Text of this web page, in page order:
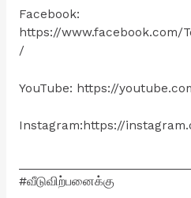
Facebook:
https://www.facebook.com/
/
YouTube: https://
Instagram:https://
#வீடுவிற்பனைக்கு